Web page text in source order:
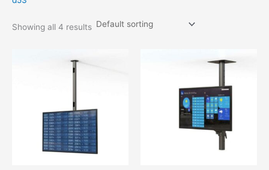
Showing all 4 results